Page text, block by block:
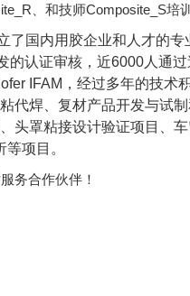
、和技师Composite_S培
国内用胶企业和人才的
的认证审核，近6000人通过
IFAM ，经过多年的技术
代焊、复材产品开发与试
头罩粘接设计验证项目、
项目。
务合作伙伴！